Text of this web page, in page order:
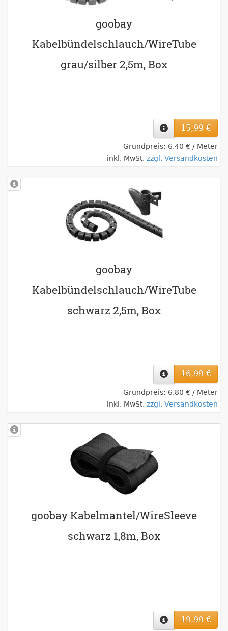
goobay
Kabelbündelschlauch/WireTube
grau/silber 2,5m, Box
15,99 €
Grundpreis: 6,40 € / Meter
inkl. MwSt. zzgl. Versandkosten
goobay
Kabelbündelschlauch/WireTube
schwarz 2,5m, Box
16,99 €
Grundpreis: 6,80 € / Meter
inkl. MwSt. zzgl. Versandkosten
goobay Kabelmantel/WireSleeve
schwarz 1,8m, Box
19,99 €